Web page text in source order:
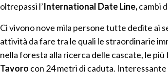
oltrepassi l’International Date Line,cambi
Ci vivono nove mila persone tutte dedite ai
attività da fare tra le quali le straordinarie
nella foresta alla ricerca delle cascate, le più
Tavoro con 24 metri di caduta. Interessante